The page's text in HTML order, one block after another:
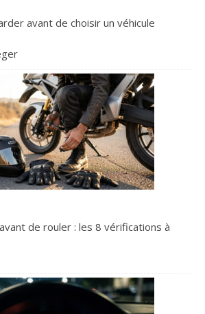
avant de choisir un véhicule
de rouler : les 8 vérifications à